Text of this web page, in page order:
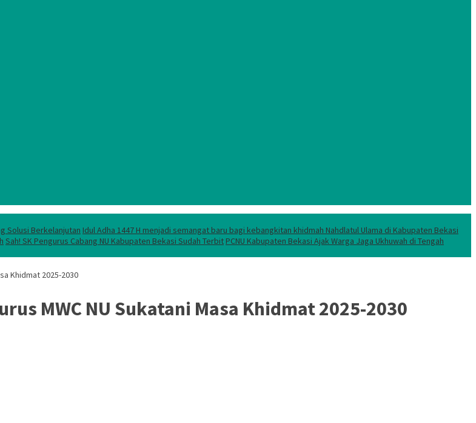
Solusi Berkelanjutan Idul Adha 1447 H menjadi semangat baru bagi kebangkitan khidmah Nahdlatul Ulama di Kabupaten Bekasi
Sah! SK Pengurus Cabang NU Kabupaten Bekasi Sudah Terbit PCNU Kabupaten Bekasi Ajak Warga Jaga Ukhuwah di Tengah
Khidmat 2025-2030
MWC NU Sukatani Masa Khidmat 2025-2030